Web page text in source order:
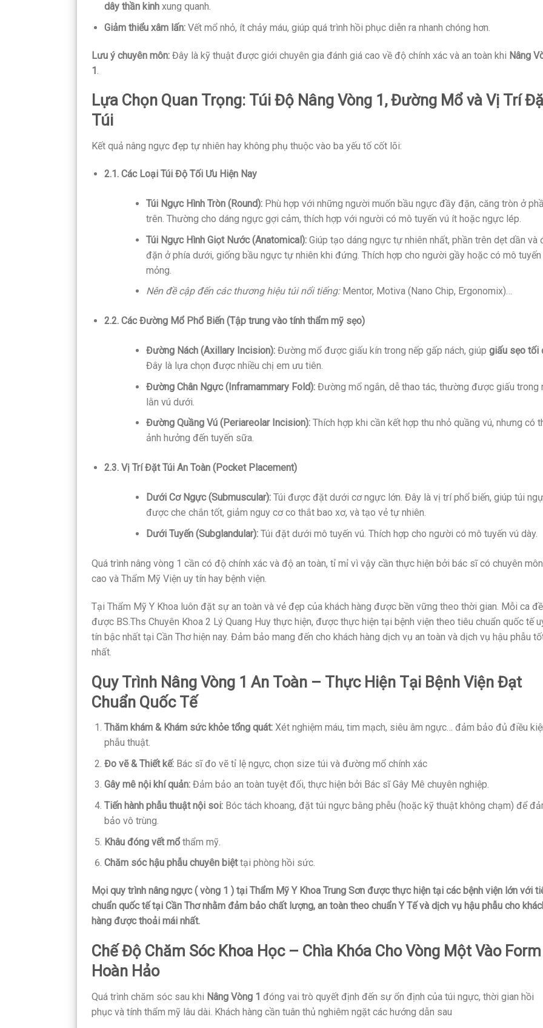
dây thần kinhxung quanh.
Giảm thiểu xâm lấn:Vết mổ nhỏ, ít chảy máu, giúp quá trình hồi phục diễn ra nhanh chóng hơn.
Lưu ý chuyên môn: Đây là kỹ thuật được giới chuyên gia đánh giá cao về độ chính xác và an toàn khi Nâng
1
Lựa Chọn Quan Trọng: Túi Độ Nâng Vòng 1, Đường Mổ và Vị Trí
Túi
Kết quả nâng ngực đẹp tự nhiên hay không phụ thuộc vào ba yếu tố cốt lõi:
2.1. Các Loại Túi Độ Tối Ưu Hiện Nay
Túi Ngực Hình Tròn (Round):Phù hợp với những người muốn bầu ngực đầy đặn, căng tròn ở
trên. Thường cho dáng ngực gợi cảm, thích hợp với người có mô tuyến vú ít hoặc ngực lép.
Túi Ngực Hình Giọt Nước (Anatomical):Giúp tạo dáng ngực tự nhiên nhất, phần trên dẹt dần và
đặn ở phía dưới, giống bầu ngực tự nhiên khi đứng. Thích hợp cho người gầy hoặc có mô tuyến
mỏng.
Nên đề cập đến các thương hiệu túi nổi tiếng:Mentor, Motiva (Nano Chip, Ergonomix)…
2.2. Các Đường Mổ Phổ Biến (Tập trung vào tính thẩm mỹ sẹo)
Đường Nách (Axillary Incision):Đường mổ được giấu kín trong nếp gấp nách, giúp giấu sẹo tối
Đây là lựa chọn được nhiều chị em ưu tiên.
Đường Chân Ngực (Inframammary Fold):Đường mổ ngắn, dễ thao tác, thường được giấu trong
lằn vú dưới.
Đường Quầng Vú (Periareolar Incision):Thích hợp khi cần kết hợp thu nhỏ quầng vú, nhưng có
ảnh hưởng đến tuyến sữa.
2.3. Vị Trí Đặt Túi An Toàn (Pocket Placement)
Dưới Cơ Ngực (Submuscular):Túi được đặt dưới cơ ngực lớn. Đây là vị trí phổ biến, giúp túi
được che chắn tốt, giảm nguy cơ co thắt bao xơ, và tạo vẻ tự nhiên.
Dưới Tuyến (Subglandular):Túi đặt dưới mô tuyến vú. Thích hợp cho người có mô tuyến vú dày.
Quá trình nâng vòng 1 cần có độ chính xác và độ an toàn, tỉ mỉ vì vậy cần thực hiện bởi bác sĩ có chuyên môn
cao và Thẩm Mỹ Viện uy tín hay bệnh viện.
Tại Thẩm Mỹ Y Khoa luôn đặt sự an toàn và vẻ đẹp của khách hàng được bền vững theo thời gian. Mỗi ca
được BS.Ths Chuyên Khoa 2 Lý Quang Huy thực hiện, được thực hiện tại bệnh viện theo tiêu chuẩn quốc tế
tín bậc nhất tại Cần Thơ hiện nay. Đảm bảo mang đến cho khách hàng dịch vụ an toàn và dịch vụ hậu phẫu
nhất.
Quy Trình Nâng Vòng 1 An Toàn – Thực Hiện Tại Bệnh Viện Đạt
Chuẩn Quốc Tế
Thăm khám & Khám sức khỏe tổng quát:Xét nghiệm máu, tim mạch, siêu âm ngực… đảm bảo đủ điều
phẫu thuật.
Đo vẽ & Thiết kế:Bác sĩ đo vẽ tỉ lệ ngực, chọn size túi và đường mổ chính xác
Gây mê nội khí quản:Đảm bảo an toàn tuyệt đối, thực hiện bởi Bác sĩ Gây Mê chuyên nghiệp.
Tiến hành phẫu thuật nội soi:Bóc tách khoang, đặt túi ngực bằng phễu (hoặc kỹ thuật không chạm) để
bảo vô trùng.
Khâu đóng vết mổthẩm mỹ.
Chăm sóc hậu phẫu chuyên biệttại phòng hồi sức.
Mọi quy trình nâng ngực ( vòng 1 ) tại Thẩm Mỹ Y Khoa Trung Sơn được thực hiện tại các bệnh viện lớn với
chuẩn quốc tế tại Cần Thơ nhằm đảm bảo chất lượng, an toàn theo chuẩn Y Tế và dịch vụ hậu phẫu cho
hàng được thoải mái nhất.
Chế Độ Chăm Sóc Khoa Học – Chìa Khóa Cho Vòng Một Vào Form
Hoàn Hảo
Quá trình chăm sóc sau khi Nâng Vòng 1 đóng vai trò quyết định đến sự ổn định của túi ngực, thời gian hồi
phục và tính thẩm mỹ lâu dài. Khách hàng cần tuân thủ nghiêm ngặt các hướng dẫn sau